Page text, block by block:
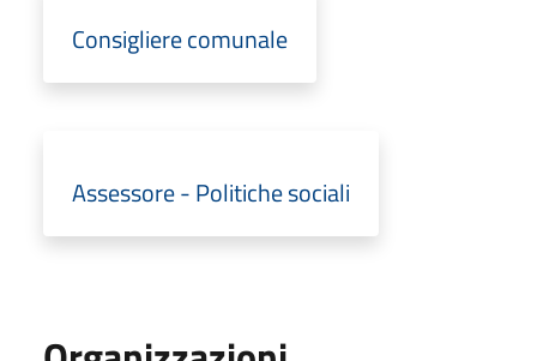
Consigliere comunale
Assessore - Politiche sociali